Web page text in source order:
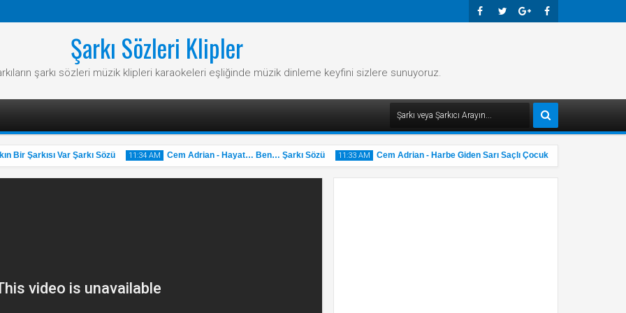
Şarkı Sözleri Klipler
şarkı sözleri müzik klipleri karaokeleri eşliğinde müzik dinleme keyfini sizlere sunuyoruz.
Şarkısı Var Şarkı Sözü 11:34 AM Cem Adrian - Hayat… Ben… Şarkı Sözü 11:33 AM Cem Adrian - Harbe Giden Sarı Saçlı Çocuk Şarkı Sözü